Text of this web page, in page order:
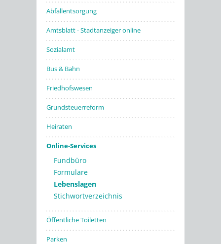
Abfallentsorgung
Amtsblatt - Stadtanzeiger online
Sozialamt
Bus & Bahn
Friedhofswesen
Grundsteuerreform
Heiraten
Online-Services
Fundbüro
Formulare
Lebenslagen
Stichwortverzeichnis
Öffentliche Toiletten
Parken